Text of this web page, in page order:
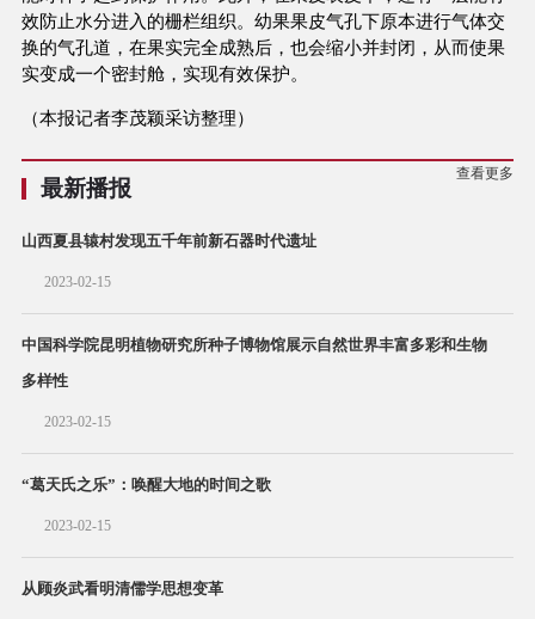
效防止水分进入的栅栏组织。幼果果皮气孔下原本进行气体交
换的气孔道，在果实完全成熟后，也会缩小并封闭，从而使果
实变成一个密封舱，实现有效保护。
（本报记者李茂颖采访整理）
最新播报
查看更多
山西夏县辕村发现五千年前新石器时代遗址
2023-02-15
中国科学院昆明植物研究所种子博物馆展示自然世界丰富多彩和生物
多样性
2023-02-15
“葛天氏之乐”：唤醒大地的时间之歌
2023-02-15
从顾炎武看明清儒学思想变革